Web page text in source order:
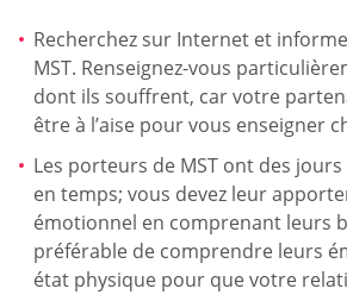
Recherchez sur Internet et
MST. Renseignez-vous
dont ils souffrent, car votre
être à l’aise pour vous enseigner
Les porteurs de MST ont des
en temps; vous devez leur
émotionnel en comprenant leurs
préférable de comprendre leurs
état physique pour que votre